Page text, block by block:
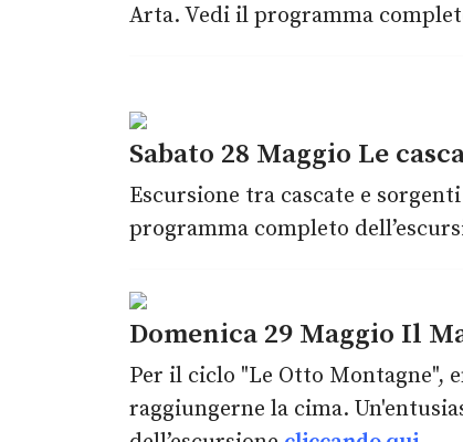
Arta. Vedi il programma
Sabato 28 Maggio Le
Escursione tra cascate e
programma completo
Domenica 29 Maggio Il
Per il ciclo "Le Otto Montagne",
raggiungerne la cima.